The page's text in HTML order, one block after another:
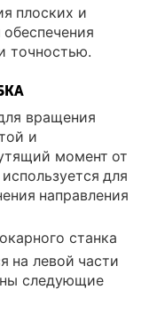
плоских и
точностью.
вращения
и
момент от
для
направления
на левой части
следующие